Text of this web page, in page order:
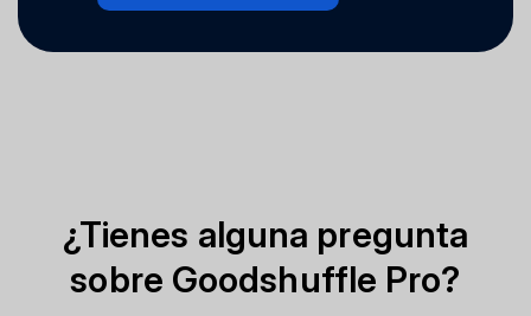
¿Tienes alguna pregunta
sobre Goodshuffle Pro?